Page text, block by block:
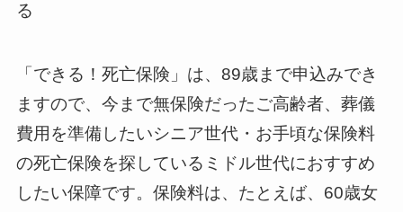
る
「できる！死亡保険」は、89歳まで申込みでき
ますので、今まで無保険だったご高齢者、葬儀
費用を準備したいシニア世代・お手頃な保険料
の死亡保険を探しているミドル世代におすすめ
したい保障です。保険料は、たとえば、60歳女